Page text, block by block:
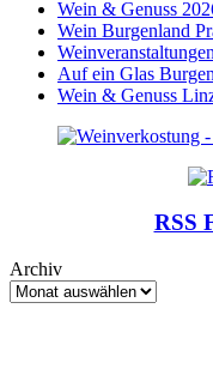
Wein & Genuss
Wein Burgenland
Auf ein Glas
Wein & Genuss
RSS
Archiv